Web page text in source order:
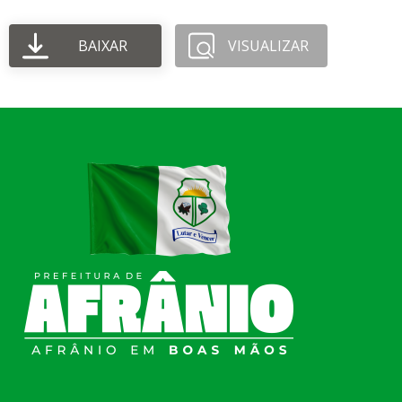
BAIXAR VISUALIZAR